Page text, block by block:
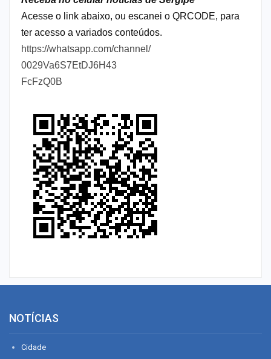
Acesse o link abaixo, ou escanei o QRCODE, para
ter acesso a variados conteúdos.
https://whatsapp.com/channel/
0029Va6S7EtDJ6H43
FcFzQ0B
NOTÍCIAS
Cidade